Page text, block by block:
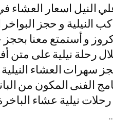
اسعار العشاء
النيلية و حجز البواخر
و أستمتع معنا
نيلية على متن
سهرات العشاء
بالإضافة الى البرنامج